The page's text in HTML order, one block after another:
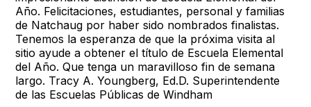
Año. Felicitaciones, estudiantes, personal y familias
de Natchaug por haber sido nombrados finalistas.
Tenemos la esperanza de que la próxima visita al
sitio ayude a obtener el título de Escuela Elemental
del Año. Que tenga un maravilloso fin de semana
largo. Tracy A. Youngberg, Ed.D. Superintendente
de las Escuelas Públicas de Windham